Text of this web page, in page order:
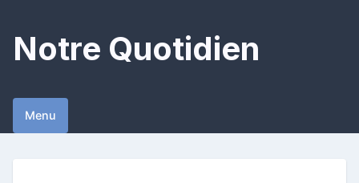
content
Notre Quotidien
Menu